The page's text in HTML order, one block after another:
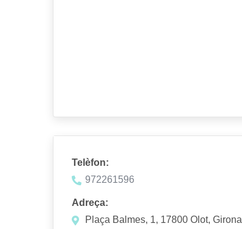
Telèfon:
972261596
Adreça:
Plaça Balmes, 1, 17800 Olot, Girona